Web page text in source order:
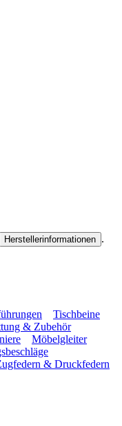
Herstellerinformationen .
Tischbeine
& Zubehör
Möbelgleiter
& Druckfedern